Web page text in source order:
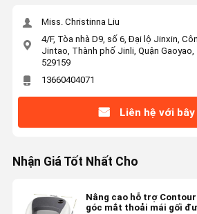
Miss. Christinna Liu
4/F, Tòa nhà D9, số 6, Đại lộ Jinxin,
Jintao, Thành phố Jinli, Quận
529159
13660404071
Liên hệ với
Nhận Giá Tốt Nhất Cho
Nâng cao hỗ trợ
góc mắt thoải mái gối